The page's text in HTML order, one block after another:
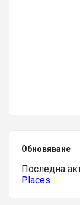
Обновяване
Последна
Places